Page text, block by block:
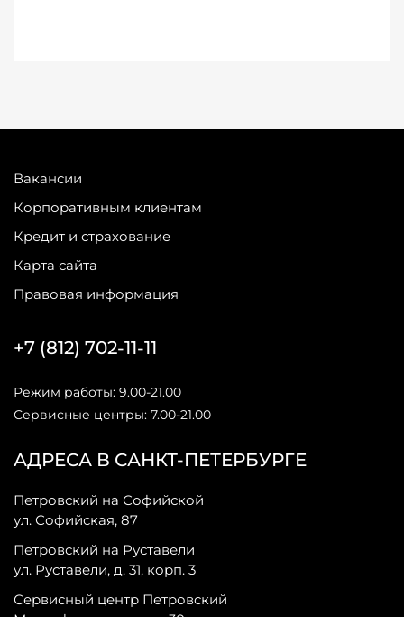
Вакансии
Корпоративным клиентам
Кредит и страхование
Карта сайта
Правовая информация
АДРЕСА В САНКТ-ПЕТЕРБУРГЕ
Петровский на Софийской
ул. Софийская, 87
Петровский на Руставели
ул. Руставели, д. 31, корп. 3
Сервисный центр Петровский
+7 (812) 702-11-11
Режим работы: 9.00-21.00
Сервисные центры: 7.00-21.00